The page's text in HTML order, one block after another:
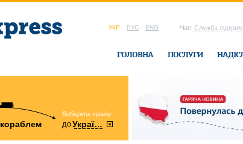
УКР РУС ENG Чат: Служба
ГОЛОВНА ПОСЛУГИ
кораблем
Виберіть країну:
доУкраїни
область:
Вінницька